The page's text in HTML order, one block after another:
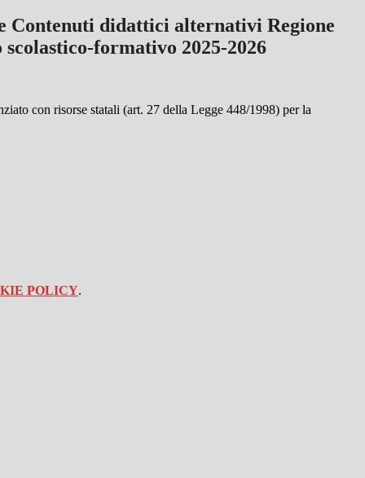
Contenuti didattici alternativi Regione
scolastico-formativo 2025-2026
con risorse statali (art. 27 della Legge 448/1998) per la
POLICY.